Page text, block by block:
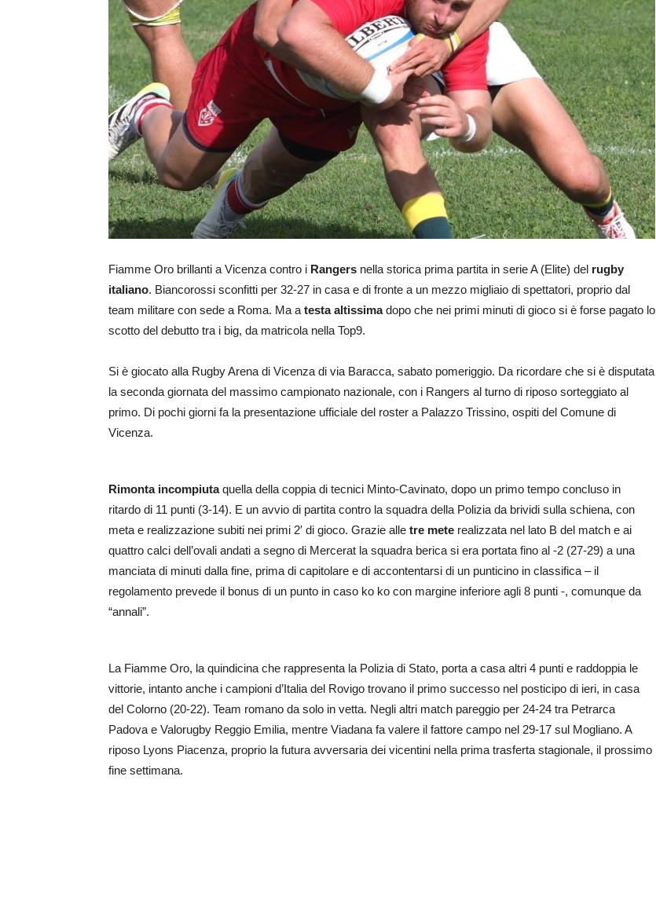
Fiamme Oro brillanti a Vicenza contro i Rangers nella storica prima partita in serie A (Elite) del rugby
italiano. Biancorossi sconfitti per 32-27 in casa e di fronte a un mezzo migliaio di spettatori, proprio dal
team militare con sede a Roma. Ma a testa altissimadopo che nei primi minuti di gioco si è forse pagato lo
scotto del debutto tra i big, da matricola nella Top9.
Si è giocato alla Rugby Arena di Vicenza di via Baracca, sabato pomeriggio. Da ricordare che si è disputata
la seconda giornata del massimo campionato nazionale, con i Rangers al turno di riposo sorteggiato al
primo. Di pochi giorni fa la presentazione ufficiale del roster a Palazzo Trissino, ospiti del Comune di
Vicenza.
Rimonta incompiutaquella della coppia di tecnici Minto-Cavinato, dopo un primo tempo concluso in
ritardo di 11 punti (3-14). E un avvio di partita contro la squadra della Polizia da brividi sulla schiena, con
meta e realizzazione subiti nei primi 2′ di gioco. Grazie alle tre mete realizzata nel lato B del match e ai
quattro calci dell’ovali andati a segno di Mercerat la squadra berica si era portata fino al -2 (27-29) a una
manciata di minuti dalla fine, prima di capitolare e di accontentarsi di un punticino in classifica – il
regolamento prevede il bonus di un punto in caso ko ko con margine inferiore agli 8 punti -, comunque da
“annali”.
La Fiamme Oro, la quindicina che rappresenta la Polizia di Stato, porta a casa altri 4 punti e raddoppia le
vittorie, intanto anche i campioni d’Italia del Rovigo trovano il primo successo nel posticipo di ieri, in casa
del Colorno (20-22). Team romano da solo in vetta. Negli altri match pareggio per 24-24 tra Petrarca
Padova e Valorugby Reggio Emilia, mentre Viadana fa valere il fattore campo nel 29-17 sul Mogliano. A
riposo Lyons Piacenza, proprio la futura avversaria dei vicentini nella prima trasferta stagionale, il prossimo
fine settimana.